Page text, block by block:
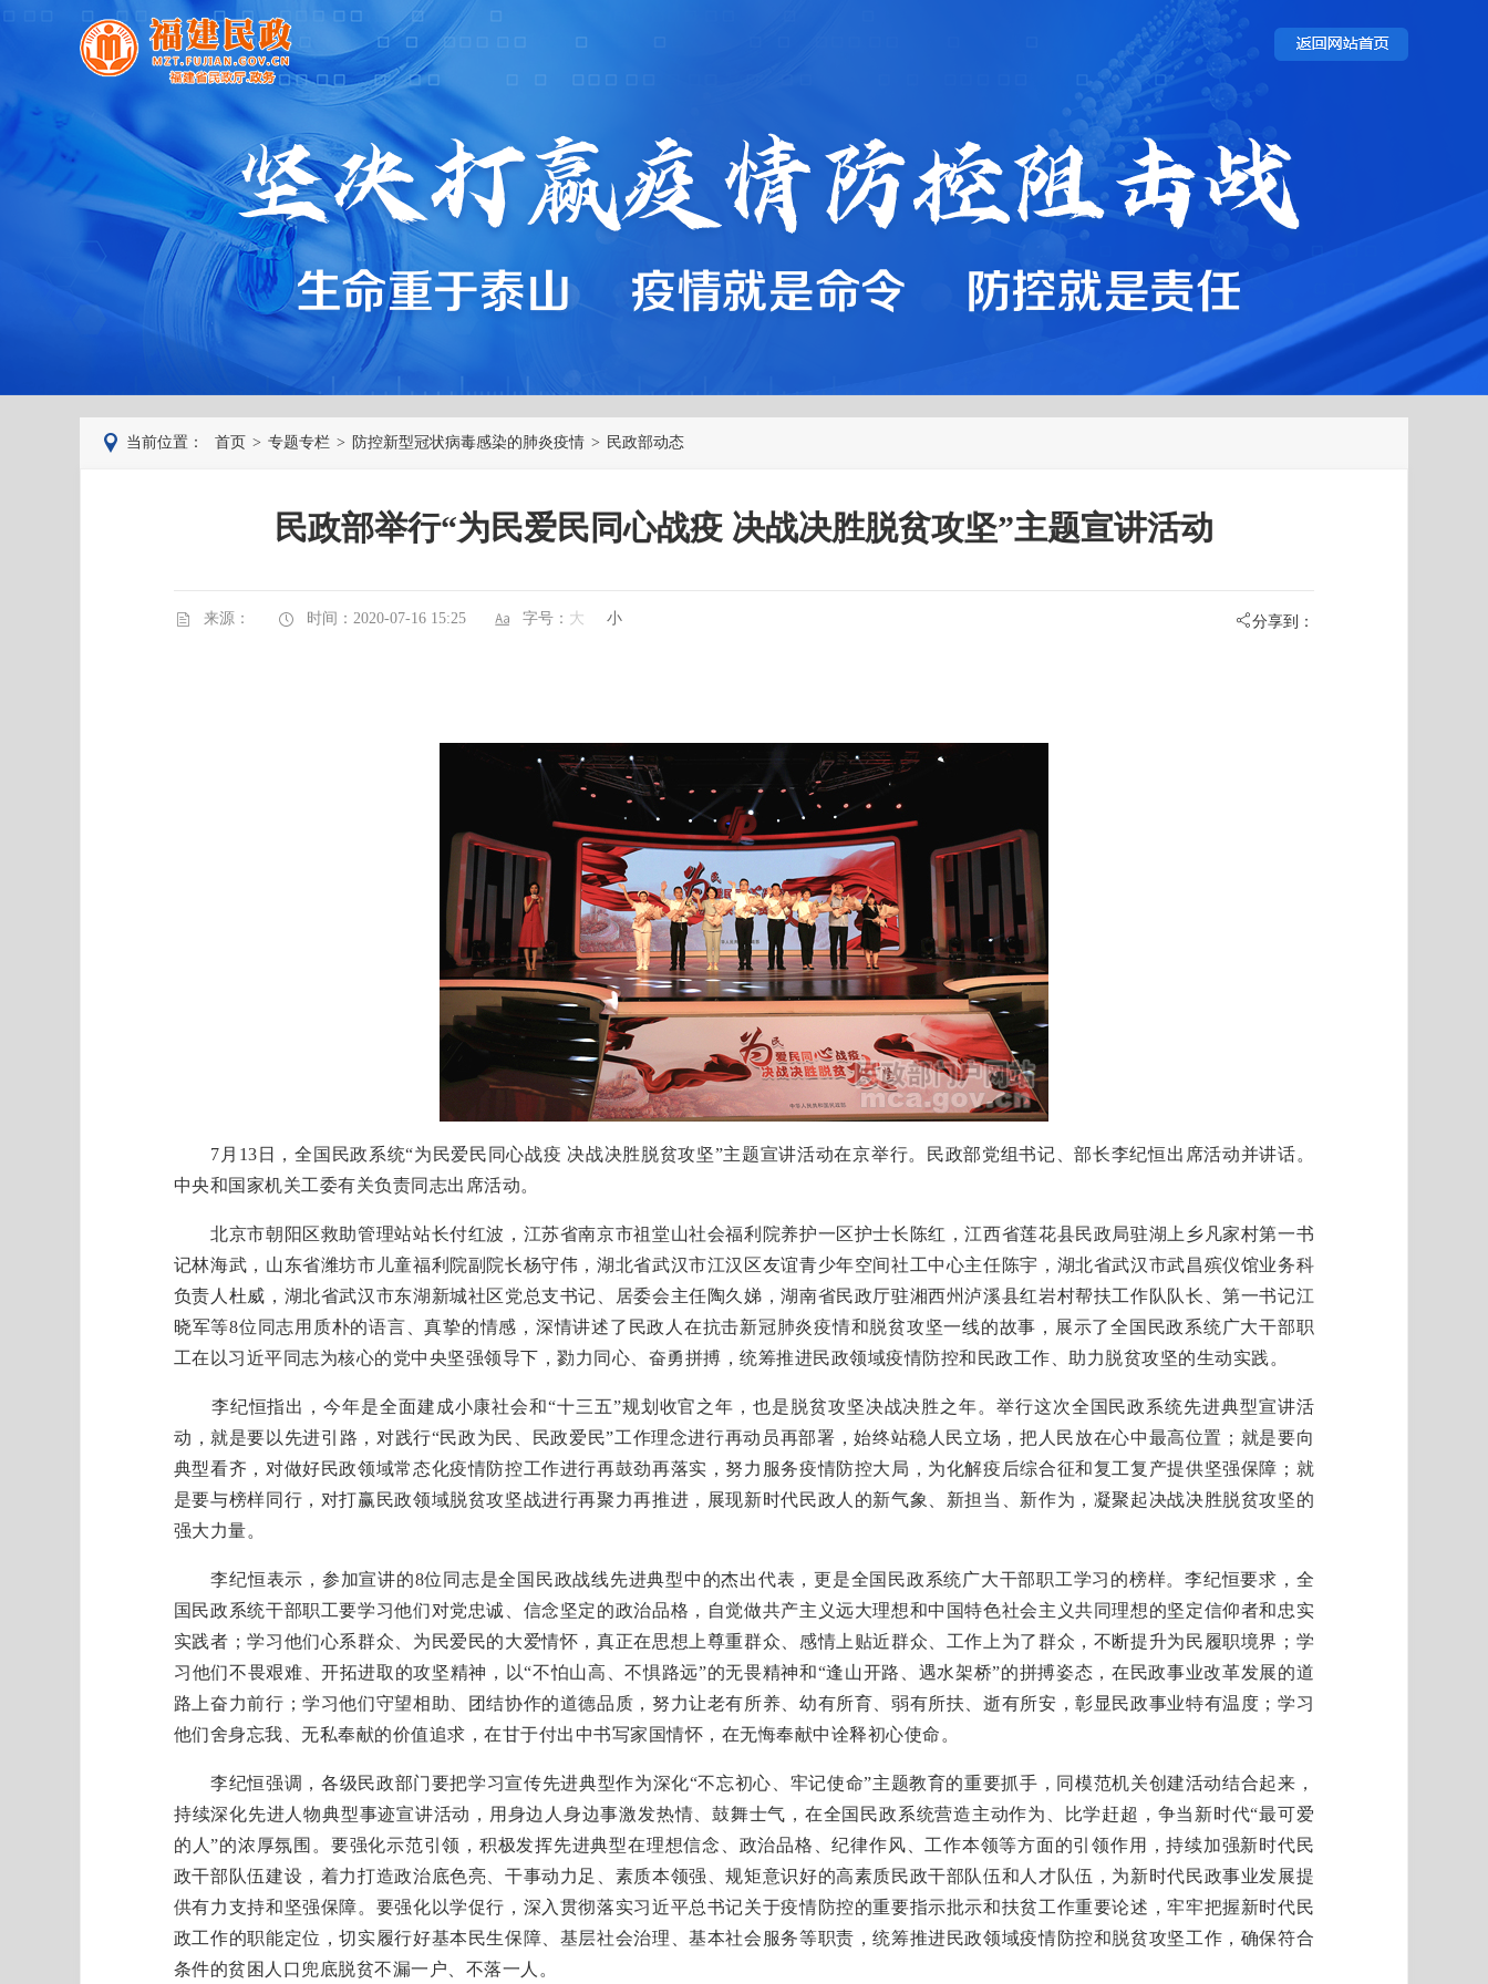
当前位置： 首页 > 专题专栏 > 防控新型冠状病毒感染的肺炎疫情 > 民政部动态
民政部举行“为民爱民同心战疫 决战决胜脱贫攻坚”主题宣讲活动
来源： 时间：2020-07-16 15:25 字号： 大 小 分享到：
7月13日，全国民政系统“为民爱民同心战疫 决战决胜脱贫攻坚”主题宣讲活动在京举行。民政部党组书记、部长李纪恒出席活动并讲话。
中央和国家机关工委有关负责同志出席活动。
北京市朝阳区救助管理站站长付红波，江苏省南京市祖堂山社会福利院养护一区护士长陈红，江西省莲花县民政局驻湖上乡凡家村第一书
记林海武，山东省潍坊市儿童福利院副院长杨守伟，湖北省武汉市江汉区友谊青少年空间社工中心主任陈宇，湖北省武汉市武昌殡仪馆业务科
负责人杜威，湖北省武汉市东湖新城社区党总支书记、居委会主任陶久娣，湖南省民政厅驻湘西州泸溪县红岩村帮扶工作队队长、第一书记江
晓军等8位同志用质朴的语言、真挚的情感，深情讲述了民政人在抗击新冠肺炎疫情和脱贫攻坚一线的故事，展示了全国民政系统广大干部职
工在以习近平同志为核心的党中央坚强领导下，勠力同心、奋勇拼搏，统筹推进民政领域疫情防控和民政工作、助力脱贫攻坚的生动实践。
李纪恒指出，今年是全面建成小康社会和“十三五”规划收官之年，也是脱贫攻坚决战决胜之年。举行这次全国民政系统先进典型宣讲活
动，就是要以先进引路，对践行“民政为民、民政爱民”工作理念进行再动员再部署，始终站稳人民立场，把人民放在心中最高位置；就是要向
典型看齐，对做好民政领域常态化疫情防控工作进行再鼓劲再落实，努力服务疫情防控大局，为化解疫后综合征和复工复产提供坚强保障；就
是要与榜样同行，对打赢民政领域脱贫攻坚战进行再聚力再推进，展现新时代民政人的新气象、新担当、新作为，凝聚起决战决胜脱贫攻坚的
强大力量。
李纪恒表示，参加宣讲的8位同志是全国民政战线先进典型中的杰出代表，更是全国民政系统广大干部职工学习的榜样。李纪恒要求，全
国民政系统干部职工要学习他们对党忠诚、信念坚定的政治品格，自觉做共产主义远大理想和中国特色社会主义共同理想的坚定信仰者和忠实
实践者；学习他们心系群众、为民爱民的大爱情怀，真正在思想上尊重群众、感情上贴近群众、工作上为了群众，不断提升为民履职境界；学
习他们不畏艰难、开拓进取的攻坚精神，以“不怕山高、不惧路远”的无畏精神和“逢山开路、遇水架桥”的拼搏姿态，在民政事业改革发展的道
路上奋力前行；学习他们守望相助、团结协作的道德品质，努力让老有所养、幼有所育、弱有所扶、逝有所安，彰显民政事业特有温度；学习
他们舍身忘我、无私奉献的价值追求，在甘于付出中书写家国情怀，在无悔奉献中诠释初心使命。
李纪恒强调，各级民政部门要把学习宣传先进典型作为深化“不忘初心、牢记使命”主题教育的重要抓手，同模范机关创建活动结合起来，
持续深化先进人物典型事迹宣讲活动，用身边人身边事激发热情、鼓舞士气，在全国民政系统营造主动作为、比学赶超，争当新时代“最可爱
的人”的浓厚氛围。要强化示范引领，积极发挥先进典型在理想信念、政治品格、纪律作风、工作本领等方面的引领作用，持续加强新时代民
政干部队伍建设，着力打造政治底色亮、干事动力足、素质本领强、规矩意识好的高素质民政干部队伍和人才队伍，为新时代民政事业发展提
供有力支持和坚强保障。要强化以学促行，深入贯彻落实习近平总书记关于疫情防控的重要指示批示和扶贫工作重要论述，牢牢把握新时代民
政工作的职能定位，切实履行好基本民生保障、基层社会治理、基本社会服务等职责，统筹推进民政领域疫情防控和脱贫攻坚工作，确保符合
条件的贫困人口兜底脱贫不漏一户、不落一人。